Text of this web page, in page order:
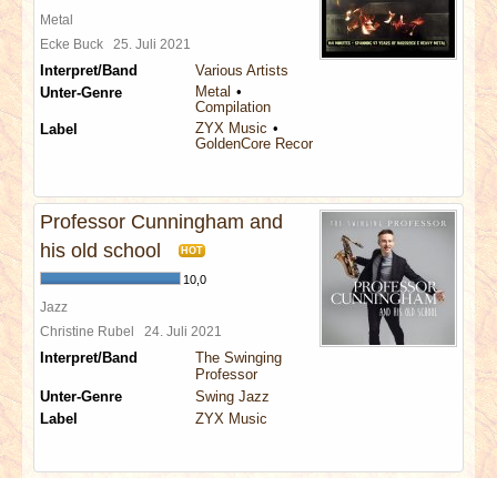
REDAKTION
LINKS
ARCHIV
Metal
Ecke Buck 25. Juli 2021
Interpret/Band
Various Artists
Unter-Genre
Metal
Compilation
Label
ZYX Music
GoldenCore Records
Professor Cunningham and
his old school
HOT
10,0
Jazz
Christine Rubel 24. Juli 2021
Interpret/Band
The Swinging
Professor
Unter-Genre
Swing Jazz
Label
ZYX Music